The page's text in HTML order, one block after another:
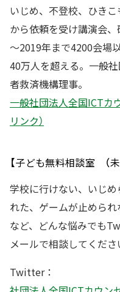
いじめ、不登校、ひき
から依頼を受け講演会
～2019年まで4200会場
40万人を超える。一般
者救済機構理事。
一般社団法人全国ICTカ
リンク）
【子ども無料相談室 （
学校に行けない、いじ
れた、ゲームが止めら
など、どんな悩みでも
メールで相談してくださ
Twitter：